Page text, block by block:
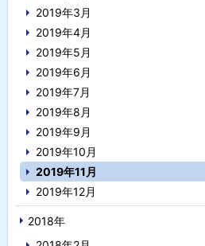
2019年3月
2019年4月
2019年5月
2019年6月
2019年7月
2019年8月
2019年9月
2019年10月
2019年11月
2019年12月
2018年